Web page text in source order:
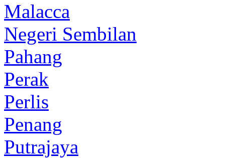
Malacca
Negeri Sembilan
Pahang
Perak
Perlis
Penang
Putrajaya